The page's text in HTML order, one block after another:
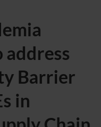
address
Barrier
in